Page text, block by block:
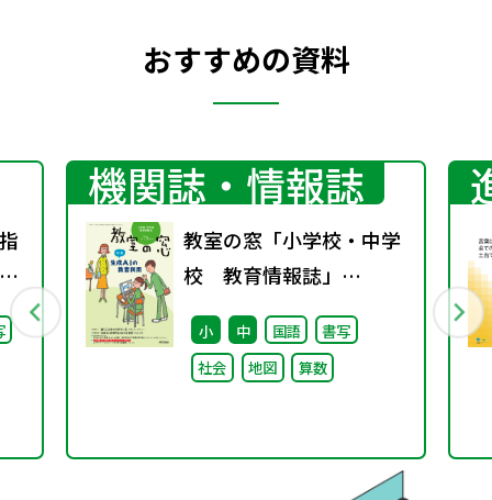
おすすめの資料
機関誌・情報誌
教室の窓「小学校・中学
校 教育情報誌」
vol.75 2025年4月発行
小 中 国語
書写
社会
地図 算数